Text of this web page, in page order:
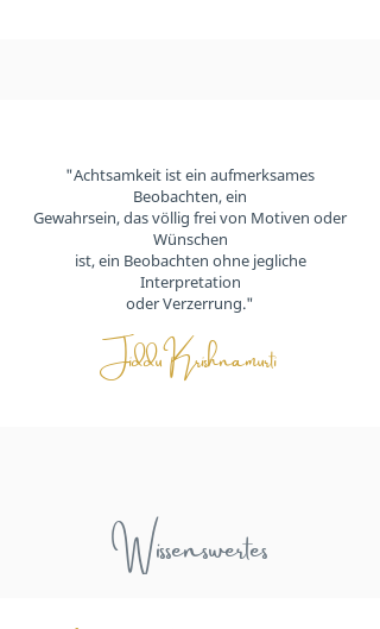
"Achtsamkeit ist ein aufmerksames
Beobachten, ein
Gewahrsein, das völlig frei von Motiven oder
Wünschen
ist, ein Beobachten ohne jegliche
Interpretation
oder Verzerrung."
Jiddu Krishnamurti
Wissenswertes